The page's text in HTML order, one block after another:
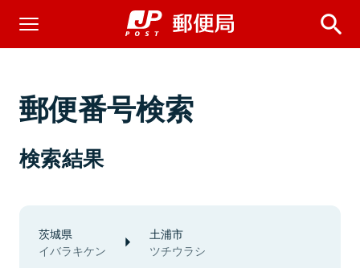
郵便番号検索
検索結果
茨城県
イバラキケン
土浦市
ツチウラシ